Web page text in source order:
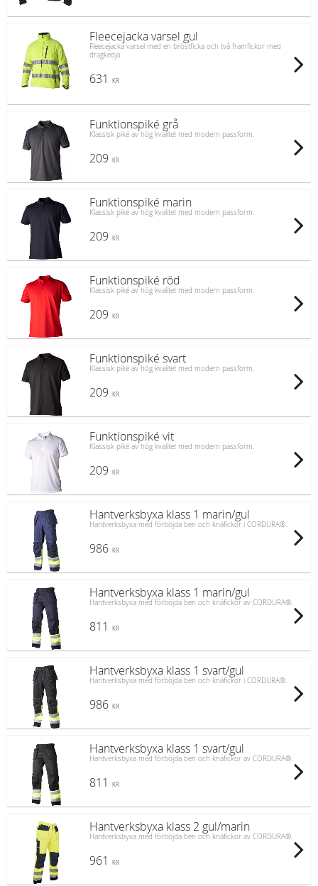
Fleecejacka varsel gul
Fleecejacka varsel med en bröstficka och två framfickor med
dragkedja.
631 KR
Funktionspiké grå
Klassisk piké av hög kvalitet med modern passform.
209 KR
Funktionspiké marin
Klassisk piké av hög kvalitet med modern passform.
209 KR
Funktionspiké röd
Klassisk piké av hög kvalitet med modern passform.
209 KR
Funktionspiké svart
Klassisk piké av hög kvalitet med modern passform.
209 KR
Funktionspiké vit
Klassisk piké av hög kvalitet med modern passform.
209 KR
Hantverksbyxa klass 1 marin/gul
Hantverksbyxa med förböjda ben och knäfickor i CORDURA®.
986 KR
Hantverksbyxa klass 1 marin/gul
Hantverksbyxa med förböjda ben och knäfickor av CORDURA®.
811 KR
Hantverksbyxa klass 1 svart/gul
Hantverksbyxa med förböjda ben och knäfickor i CORDURA®.
986 KR
Hantverksbyxa klass 1 svart/gul
Hantverksbyxa med förböjda ben och knäfickor av CORDURA®.
811 KR
Hantverksbyxa klass 2 gul/marin
Hantverksbyxa med förböjda ben och knäfickor av CORDURA®.
961 KR